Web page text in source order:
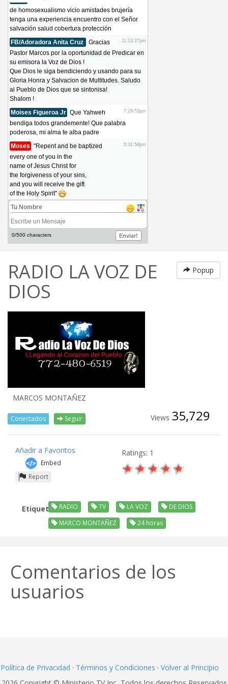
RADIO LA VOZ DE
DIOS
Popup
MARCOS MONTAÑEZ
Conectados Seguir Views 35,729
Añadir a Favoritos
Embed
Report
Ratings: 1
Etiquetas:RADIO TV LA VOZ
DE DIOS
MARCO MONTAÑEZ
24 horas
Comentarios de los
usuarios
Política de Privacidad · Términos y Condiciones · Volver al Principio